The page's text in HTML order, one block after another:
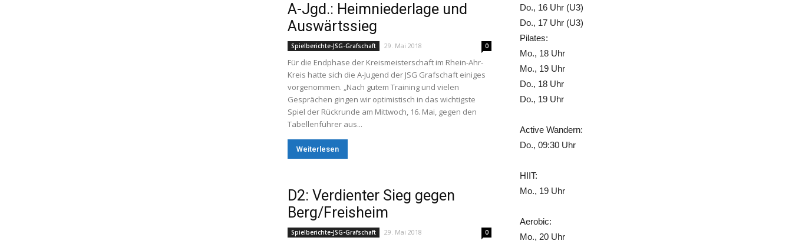
A-Jgd.: Heimniederlage und
Auswärtssieg
Spielberichte-JSG-Grafschaft 29. Mai 2018 0
Für die Endphase der Kreismeisterschaft im Rhein-Ahr-
Kreis hatte sich die A-Jugend der JSG Grafschaft einiges
vorgenommen. „Nach gutem Training und vielen
Gesprächen gingen wir optimistisch in das wichtigste
Spiel der Rückrunde am Mittwoch, 16. Mai, gegen den
Tabellenführer aus...
Weiterlesen
D2: Verdienter Sieg gegen
Berg/Freisheim
Spielberichte-JSG-Grafschaft 29. Mai 2018 0
Do., 16 Uhr (U3)
Do., 17 Uhr (U3)
Pilates:
Mo., 18 Uhr
Mo., 19 Uhr
Do., 18 Uhr
Do., 19 Uhr
Active Wandern:
Do., 09:30 Uhr
HIIT:
Mo., 19 Uhr
Aerobic:
Mo., 20 Uhr